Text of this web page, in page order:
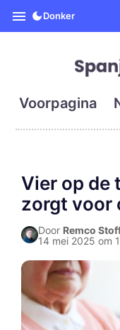
Donker
Voorpagina
Vier op de
zorgt voor
Door Remco
14 mei 2025 om